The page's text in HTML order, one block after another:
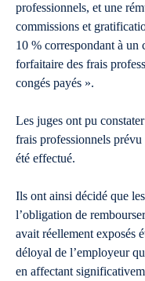
professionnels, et une
commissions et
10 % correspondant à un
forfaitaire des frais
congés payés ».
Les juges ont pu
frais professionnels
été effectué.
Ils ont ainsi décidé que
l’obligation de
avait réellement exposés
déloyal de l’employeur
en affectant